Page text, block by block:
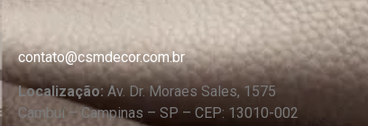
contato@csmdecor.com.br
Localização:Av. Dr. Moraes Sales, 1575
Cambuí – Campinas – SP – CEP: 13010-002